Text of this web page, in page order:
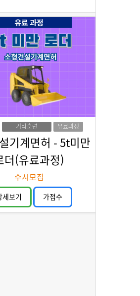
기타훈련 유료과정
기계면허 - 5t미만
더(유료과정)
수시모집
세보기 가접수